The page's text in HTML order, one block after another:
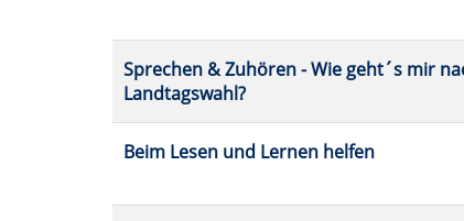
Sprechen & Zuhören - Wie geht´s mir
Landtagswahl?
Beim Lesen und Lernen helfen